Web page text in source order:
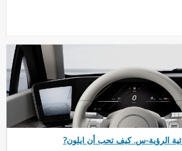
الرؤية-س. كيف تحب أن ايلون?